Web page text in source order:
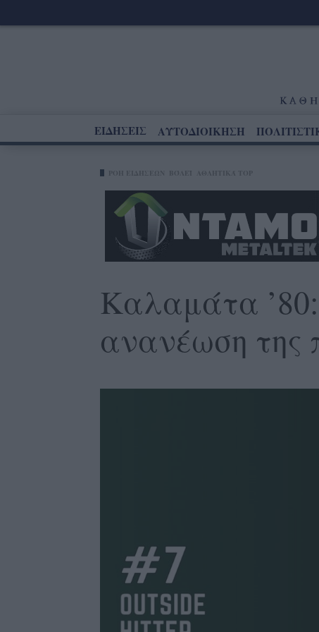
ΕΙΔΗΣΕΙΣ ΑΥΤΟΔΙΟΙΚΗΣΗ
Καλαμάτα
ανανέωση της